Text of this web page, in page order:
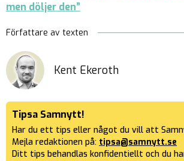
men döljer den”
Författare av texten
Kent Ekeroth
Tipsa Samnytt!
Har du ett tips eller något du vill att
Mejla redaktionen på: tipsa@samnytt.se
Ditt tips behandlas konfidentiellt och du